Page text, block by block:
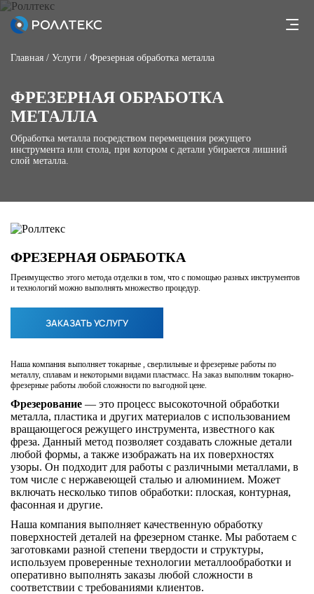
Главная / Услуги / Фрезерная обработка металла
ФРЕЗЕРНАЯ ОБРАБОТКА
МЕТАЛЛА
Обработка металла посредством перемещения режущего
инструмента или стола, при котором с детали убирается лишний
слой металла.
ФРЕЗЕРНАЯ ОБРАБОТКА
Преимущество этого метода отделки в том, что с помощью разных инструментов
и технологий можно выполнять множество процедур.
ЗАКАЗАТЬ УСЛУГУ
Наша компания выполняет токарные , сверлильные и фрезерные работы по
металлу, сплавам и некоторыми видами пластмасс. На заказ выполним токарно-
фрезерные работы любой сложности по выгодной цене.
Фрезерование — это процесс высокоточной обработки
металла, пластика и других материалов с использованием
вращающегося режущего инструмента, известного как
фреза. Данный метод позволяет создавать сложные детали
любой формы, а также изображать на их поверхностях
узоры. Он подходит для работы с различными металлами, в
том числе с нержавеющей сталью и алюминием. Может
включать несколько типов обработки: плоская, контурная,
фасонная и другие.
Наша компания выполняет качественную обработку
поверхностей деталей на фрезерном станке. Мы работаем с
заготовками разной степени твердости и структуры,
используем проверенные технологии металлообработки и
оперативно выполнять заказы любой сложности в
соответствии с требованиями клиентов.